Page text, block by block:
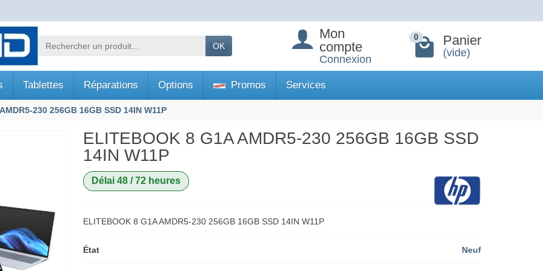
OK
Mon
compte
Connexion
0 Panier
(vide)
Tablettes Réparations Options Promos Services
230 256GB 16GB SSD 14IN W11P
ELITEBOOK 8 G1A AMDR5-230 256GB 16GB SSD
14IN W11P
Délai 48 / 72 heures
ELITEBOOK 8 G1A AMDR5-230 256GB 16GB SSD 14IN W11P
État Neuf